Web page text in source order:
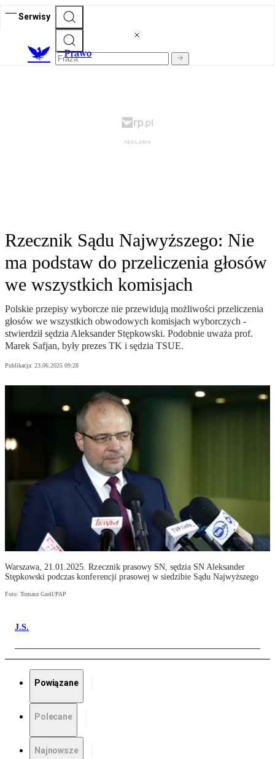
Serwisy
Prawo
Rzecznik Sądu Najwyższego: Nie
ma podstaw do przeliczenia głosów
we wszystkich komisjach
Polskie przepisy wyborcze nie przewidują możliwości przeliczenia
głosów we wszystkich obwodowych komisjach wyborczych -
stwierdził sędzia Aleksander Stępkowski. Podobnie uważa prof.
Marek Safjan, były prezes TK i sędzia TSUE.
Publikacja: 23.06.2025 09:28
Warszawa, 21.01.2025. Rzecznik prasowy SN, sędzia SN Aleksander
Stępkowski podczas konferencji prasowej w siedzibie Sądu Najwyższego
Foto: Tomasz Gzell/PAP
J.S.
Powiązane
Polecane
Najnowsze